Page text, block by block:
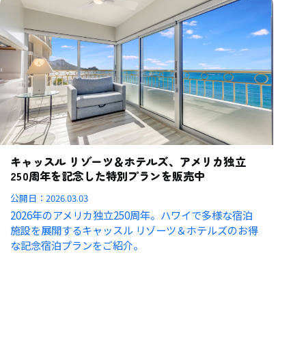
キャッスル リゾーツ＆ホテルズ、アメリカ独立
250周年を記念した特別プランを販売中
公開日：2026.03.03
2026年のアメリカ独立250周年。ハワイで多様な宿泊
施設を展開するキャッスル リゾーツ＆ホテルズのお得
な記念宿泊プランをご紹介。